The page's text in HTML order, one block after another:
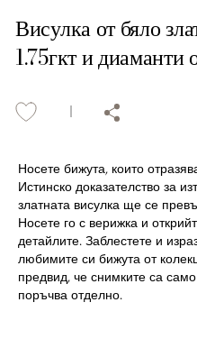
Висулка от бяло
1.75гкт и диаманти
Носете бижута, които
Истинско доказателство за
златната висулка ще се
Носете го с верижка и
детайлите. Заблестете и
любимите си бижута от
предвид, че снимките са
поръчва отделно.